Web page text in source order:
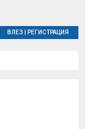
ВЛЕЗ РЕГИСТРАЦИЯ